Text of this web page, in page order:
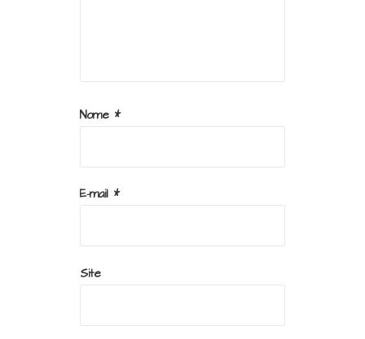
Nome *
E-mail *
Site